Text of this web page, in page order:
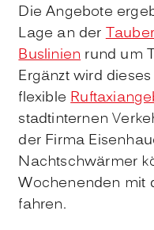
Die Angebote
Lage an der
Buslinienrund um
Ergänzt wird
flexible
stadtinternen
der Firma
Nachtschwärmer
Wochenenden mit
fahren.